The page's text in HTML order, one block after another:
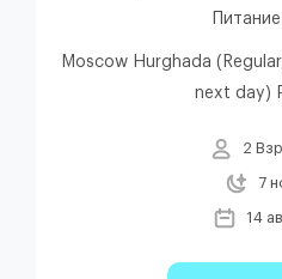
Moscow Hurghada
next day)
2
7
14